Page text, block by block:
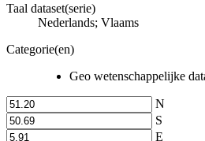
Taal dataset(serie)
Nederlands; Vlaams
Categorie(en)
Geo wetenschappelijke
N
S
E